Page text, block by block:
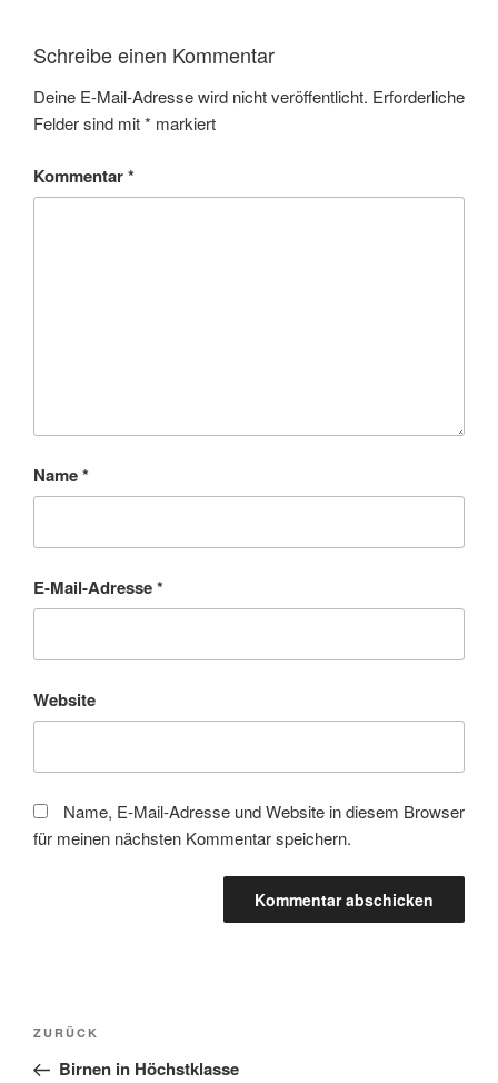
Schreibe einen Kommentar
Deine E-Mail-Adresse wird nicht veröffentlicht. Erforderliche
Felder sind mit* markiert
Kommentar*
Name*
E-Mail-Adresse*
Website
Name, E-Mail-Adresse und Website in diesem Browser
für meinen nächsten Kommentar speichern.
Beitragsnavigation
Vorheriger
Beitrag
ZURÜCK
Birnen in Höchstklasse